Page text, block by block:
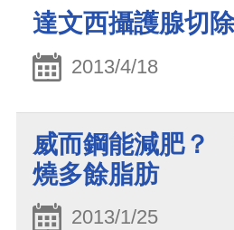
達文西攝護腺切
2013/4/18
威而鋼能減肥？
燒多餘脂肪
2013/1/25